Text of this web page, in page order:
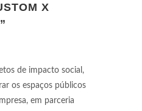
X
de impacto social,
os espaços públicos
em parceria